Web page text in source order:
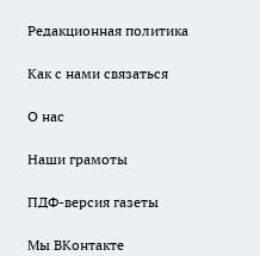
Редакционная политика
Как с нами связаться
О нас
Наши грамоты
ПДФ-версия газеты
Мы ВКонтакте